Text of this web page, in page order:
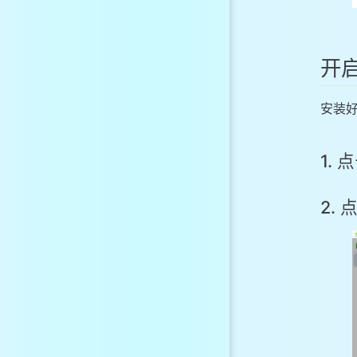
开
安装
1.
2.